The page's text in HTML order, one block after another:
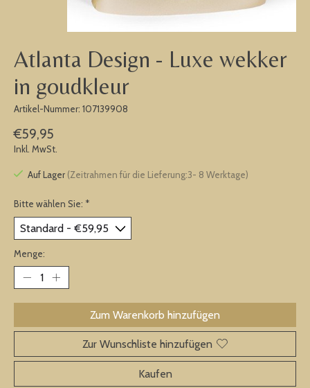
Atlanta Design - Luxe wekker
in goudkleur
Artikel-Nummer: 107139908
€59,95
Inkl. MwSt.
Auf Lager (Zeitrahmen für die Lieferung:3- 8 Werktage)
Bitte wählen Sie: *
Menge:
Zum Warenkorb hinzufügen
Zur Wunschliste hinzufügen
Kaufen